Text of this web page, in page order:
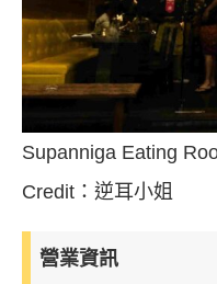
Supanniga Eating
Credit：逆耳小姐
營業資訊